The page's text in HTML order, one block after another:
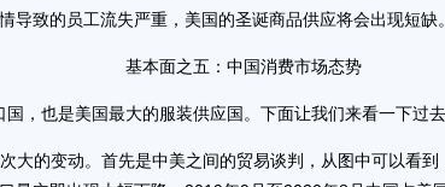
情导致的员工流失严重，美国的圣诞商品供应将会出现短缺。
基本面之五：中国消费市场态势
也是美国最大的服装供应国。下面让我们来看一下过去
的变动。首先是中美之间的贸易谈判，从图中可以看到